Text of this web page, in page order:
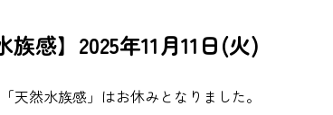
感】2025年11月11日(火)
然水族感」はお休みとなりました。